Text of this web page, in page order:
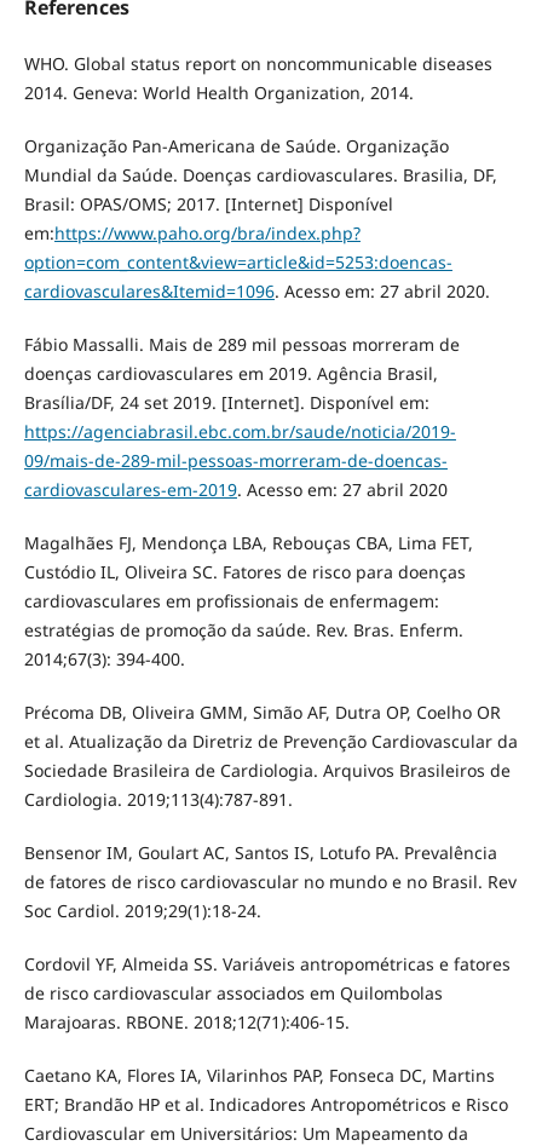
References
WHO. Global status report on noncommunicable diseases
2014. Geneva: World Health Organization, 2014.
Organização Pan-Americana de Saúde. Organização
Mundial da Saúde. Doenças cardiovasculares. Brasilia, DF,
Brasil: OPAS/OMS; 2017. [Internet] Disponível
em:https://www.paho.org/bra/index.php?
option=com_content&view=article&id=5253:doencas-
cardiovasculares&Itemid=1096. Acesso em: 27 abril 2020.
Fábio Massalli. Mais de 289 mil pessoas morreram de
doenças cardiovasculares em 2019. Agência Brasil,
Brasília/DF, 24 set 2019. [Internet]. Disponível em:
https://agenciabrasil.ebc.com.br/saude/noticia/2019-
09/mais-de-289-mil-pessoas-morreram-de-doencas-
cardiovasculares-em-2019. Acesso em: 27 abril 2020
Magalhães FJ, Mendonça LBA, Rebouças CBA, Lima FET,
Custódio IL, Oliveira SC. Fatores de risco para doenças
cardiovasculares em profissionais de enfermagem:
estratégias de promoção da saúde. Rev. Bras. Enferm.
2014;67(3): 394-400.
Précoma DB, Oliveira GMM, Simão AF, Dutra OP, Coelho OR
et al. Atualização da Diretriz de Prevenção Cardiovascular da
Sociedade Brasileira de Cardiologia. Arquivos Brasileiros de
Cardiologia. 2019;113(4):787-891.
Bensenor IM, Goulart AC, Santos IS, Lotufo PA. Prevalência
de fatores de risco cardiovascular no mundo e no Brasil. Rev
Soc Cardiol. 2019;29(1):18-24.
Cordovil YF, Almeida SS. Variáveis antropométricas e fatores
de risco cardiovascular associados em Quilombolas
Marajoaras. RBONE. 2018;12(71):406-15.
Caetano KA, Flores IA, Vilarinhos PAP, Fonseca DC, Martins
ERT; Brandão HP et al. Indicadores Antropométricos e Risco
Cardiovascular em Universitários: Um Mapeamento da